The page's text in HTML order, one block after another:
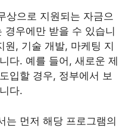
상으로 지원되는 자금으
경우에만 받을 수 있습니
원, 기술 개발, 마케팅 지
다. 예를 들어, 새로운 제
입할 경우, 정부에서 보
다.
는 먼저 해당 프로그램의